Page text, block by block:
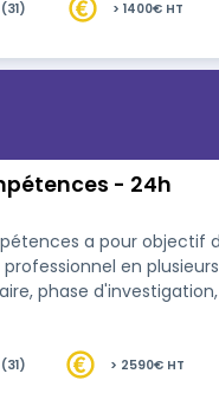
les
des systèmes
à une utilisation
par ce no…
> 1400€ HT
- 24h
a pour objectif
en
phase
> 2590€ HT